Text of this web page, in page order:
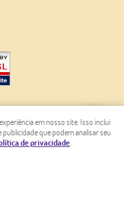
em nosso site. Isso inclui
que podem analisar seu
de privacidade.